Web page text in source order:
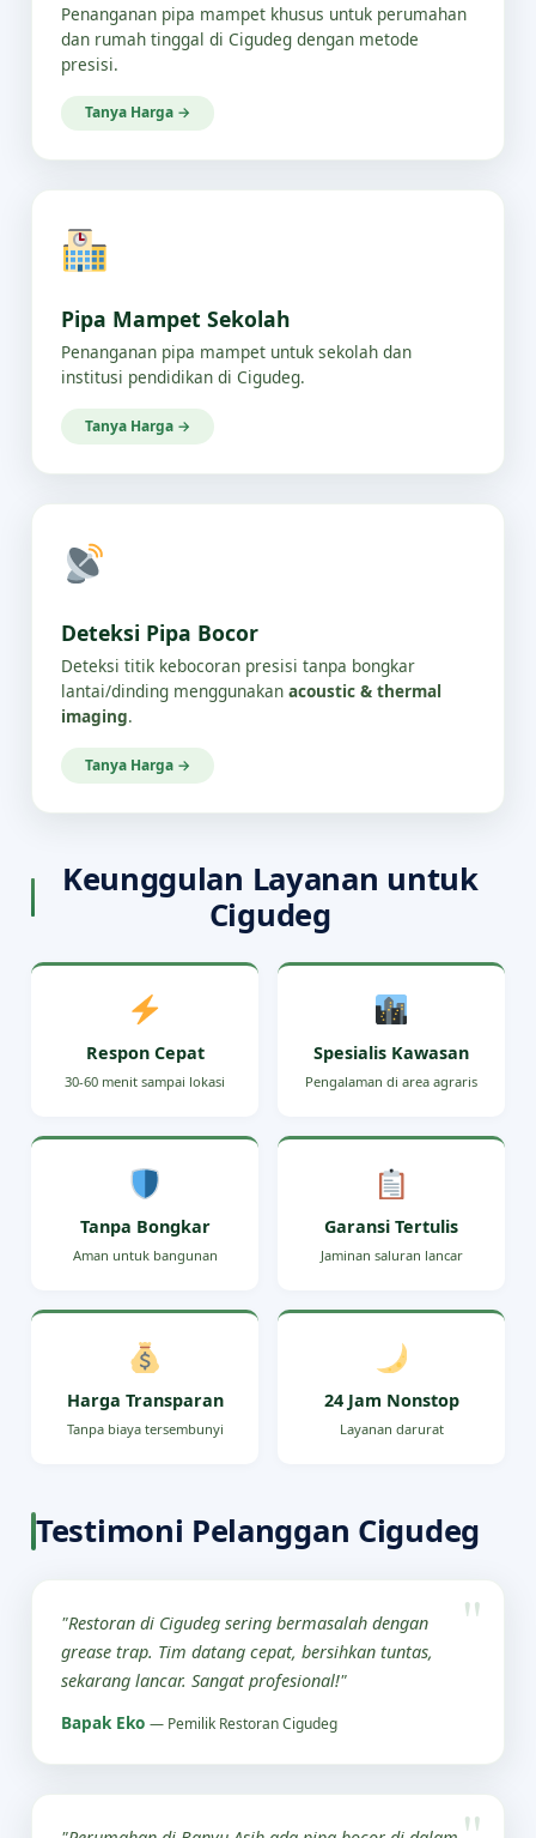
Penanganan pipa mampet khusus untuk perumahan
dan rumah tinggal di Cigudeg dengan metode
presisi.
Tanya Harga →
Pipa Mampet Sekolah
Penanganan pipa mampet untuk sekolah dan
institusi pendidikan di Cigudeg.
Tanya Harga →
Deteksi Pipa Bocor
Deteksi titik kebocoran presisi tanpa bongkar
lantai/dinding menggunakan acoustic & thermal
imaging.
Tanya Harga →
Keunggulan Layanan untuk
Cigudeg
Respon Cepat
30-60 menit sampai lokasi
Spesialis Kawasan
Pengalaman di area agraris
Tanpa Bongkar
Aman untuk bangunan
Garansi Tertulis
Jaminan saluran lancar
Harga Transparan
Tanpa biaya tersembunyi
24 Jam Nonstop
Layanan darurat
Testimoni Pelanggan Cigudeg
"Restoran di Cigudeg sering bermasalah dengan
grease trap. Tim datang cepat, bersihkan tuntas,
sekarang lancar. Sangat profesional!"
Bapak Eko — Pemilik Restoran Cigudeg